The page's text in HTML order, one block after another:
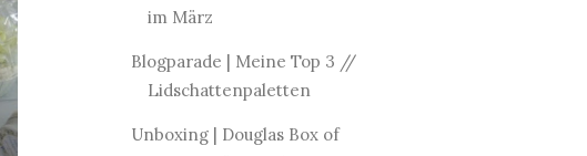
im März
Blogparade | Meine Top 3 //
Lidschattenpaletten
Unboxing | Douglas Box of